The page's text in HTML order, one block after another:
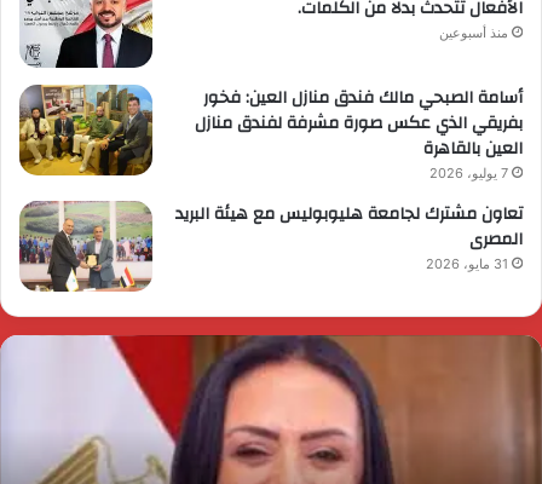
الأفعال تتحدث بدلًا من الكلمات.
منذ أسبوعين
أسامة الصبحي مالك فندق منازل العين: فخور
بفريقي الذي عكس صورة مشرفة لفندق منازل
العين بالقاهرة
7 يوليو، 2026
تعاون مشترك لجامعة هليوبوليس مع هيئة البريد
المصرى
31 مايو، 2026
رئيس